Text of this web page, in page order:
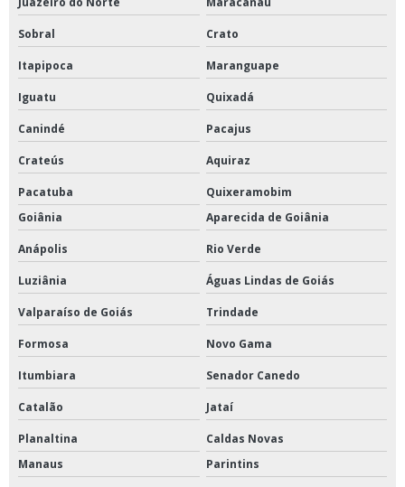
Sobral Crato
Itapipoca Maranguape
Iguatu Quixadá
Canindé Pacajus
Crateús Aquiraz
Pacatuba
Quixeramobim
Goiânia
Aparecida de Goiânia
Anápolis Rio Verde
Luziânia Águas Lindas de Goiás
Valparaíso de Goiás Trindade
Formosa Novo Gama
Itumbiara Senador Canedo
Catalão Jataí
Planaltina
Caldas Novas
Manaus
Parintins